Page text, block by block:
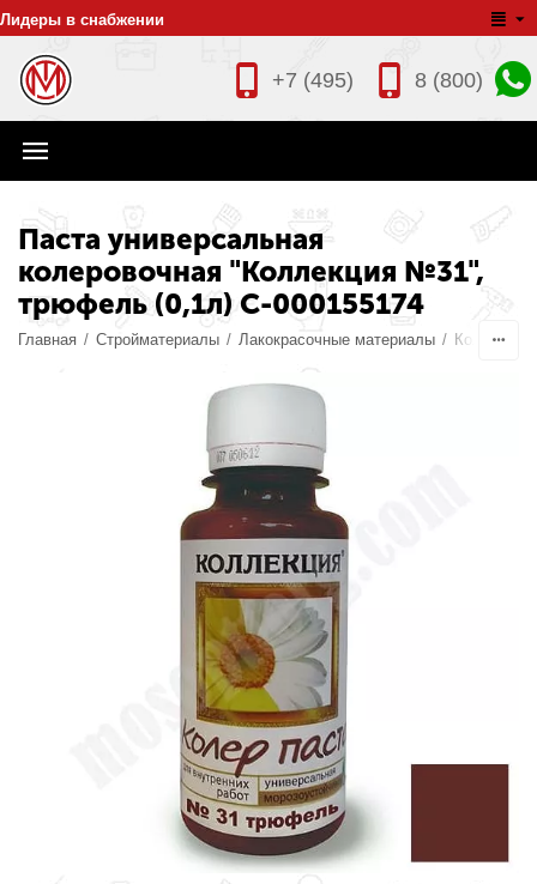
Лидеры в снабжении
8 (800)
+7 (495)
Паста универсальная
колеровочная "Коллекция №31",
трюфель (0,1л) С-000155174
Главная / Стройматериалы / Лакокрасочные материалы / Колеры